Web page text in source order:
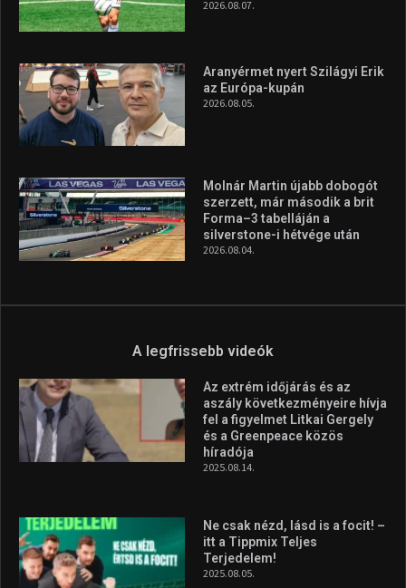
2026.08.07.
Aranyérmet nyert Szilágyi Erik
az Európa-kupán
2026.08.05.
Molnár Martin újabb dobogót
szerzett, már második a brit
Forma–3 tabelláján a
silverstone-i hétvége után
2026.08.04.
A legfrissebb videók
Az extrém időjárás és az
aszály következményeire hívja
fel a figyelmet Litkai Gergely
és a Greenpeace közös
híradója
2025.08.14.
Ne csak nézd, lásd is a focit! –
itt a Tippmix Teljes
Terjedelem!
2025.08.05.